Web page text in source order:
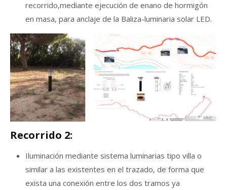
recorrido,mediante ejecución de enano de hormigón
en masa, para anclaje de la Baliza-luminaria solar LED.
Recorrido 2:
Iluminación mediante sistema luminarias tipo villa o
similar a las existentes en el trazado, de forma que
exista una conexión entre los dos tramos ya